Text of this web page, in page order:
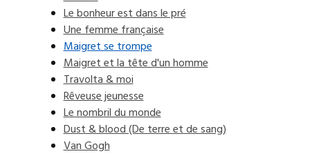
Le bonheur est dans le pré
Une femme française
Maigret se trompe
Maigret et la tête d'un homme
Travolta & moi
Rêveuse jeunesse
Le nombril du monde
Dust & blood (De terre et de sang)
Van Gogh